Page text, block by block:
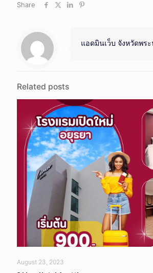
Share
แอดมินเว็บ จังหวัดพร
Related posts
August 23, 2023